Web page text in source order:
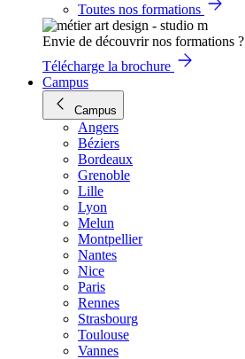
Toutes nos formations
Envie de découvrir nos formations ?
Télécharge la brochure
Campus
Campus
Angers
Béziers
Bordeaux
Grenoble
Lille
Lyon
Melun
Montpellier
Nantes
Nice
Paris
Rennes
Strasbourg
Toulouse
Vannes